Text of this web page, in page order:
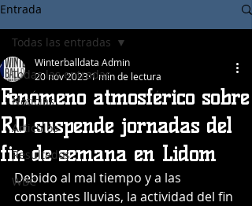
Entrada
Todas las entradas
Noticias
Articulos
Resultados
WBC
Todas las entradas
Fenómeno atmosférico sobre
RD suspende jornadas del
fin de semana en Lidom
Winterballdata Admin
20 nov 20231 min de lectura
Debido al mal tiempo y a las
constantes lluvias, la actividad del fin